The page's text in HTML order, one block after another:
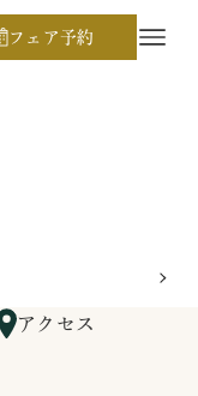
フェア予約
アクセス